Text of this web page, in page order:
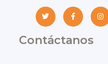
Contáctanos